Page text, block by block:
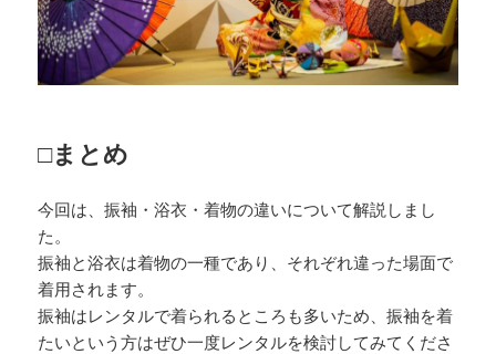
□まとめ
今回は、振袖・浴衣・着物の違いについて解説しまし
た。
振袖と浴衣は着物の一種であり、それぞれ違った場面で
着用されます。
振袖はレンタルで着られるところも多いため、振袖を着
たいという方はぜひ一度レンタルを検討してみてくださ